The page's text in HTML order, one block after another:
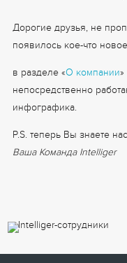
Дорогие друзья, не
появилось кое-что
в разделе «О компании
непосредственно
инфографика.
P.S. теперь Вы знаете
Ваша Команда Intelliger